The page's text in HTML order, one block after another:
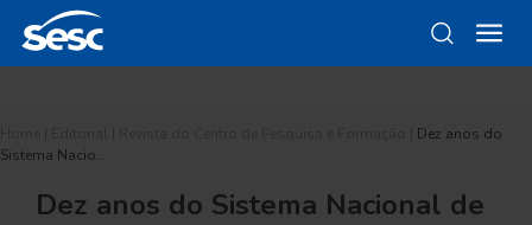
Dez anos do
Sistema Nacio…
Dez anos do Sistema Nacional de